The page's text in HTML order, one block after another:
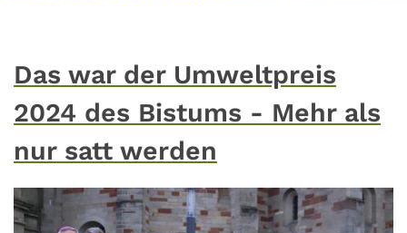
Das war der Umweltpreis
2024 des Bistums - Mehr als
nur satt werden